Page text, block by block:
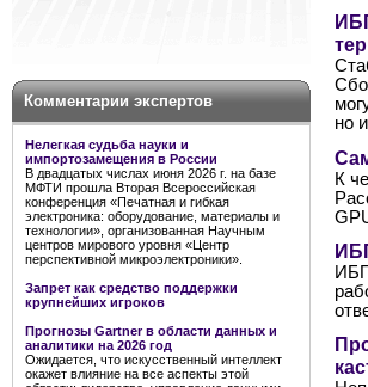
Комментарии экспертов
Нелегкая судьба науки и
импортозамещения в России
В двадцатых числах июня 2026 г. на базе
МФТИ прошла Вторая Всероссийская
конференция «Печатная и гибкая
электроника: оборудование, материалы и
технологии», организованная Научным
центров мирового уровня «Центр
перспективной микроэлектроники».
Запрет как средство поддержки
крупнейших игроков
Прогнозы Gartner в области данных и
аналитики на 2026 год
Ожидается, что искусственный интеллект
окажет влияние на все аспекты этой
но
К